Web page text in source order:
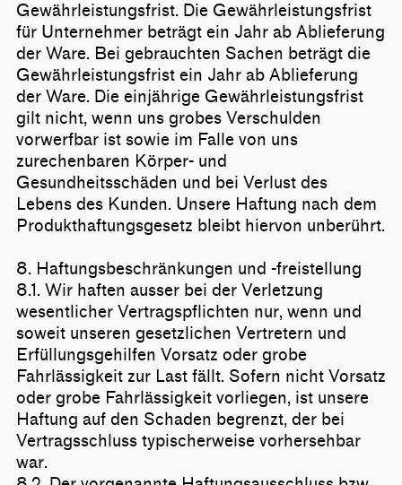
Gewährleistungsfrist. Die Gewährleistungsfrist
für Unternehmer beträgt ein Jahr ab Ablieferung
der Ware. Bei gebrauchten Sachen beträgt die
Gewährleistungsfrist ein Jahr ab Ablieferung
der Ware. Die einjährige Gewährleistungsfrist
gilt nicht, wenn uns grobes Verschulden
vorwerfbar ist sowie im Falle von uns
zurechenbaren Körper- und
Gesundheitsschäden und bei Verlust des
Lebens des Kunden. Unsere Haftung nach dem
Produkthaftungsgesetz bleibt hiervon unberührt.
8. Haftungsbeschränkungen und -freistellung
8.1. Wir haften ausser bei der Verletzung
wesentlicher Vertragspflichten nur, wenn und
soweit unseren gesetzlichen Vertretern und
Erfüllungsgehilfen Vorsatz oder grobe
Fahrlässigkeit zur Last fällt. Sofern nicht Vorsatz
oder grobe Fahrlässigkeit vorliegen, ist unsere
Haftung auf den Schaden begrenzt, der bei
Vertragsschluss typischerweise vorhersehbar
war.